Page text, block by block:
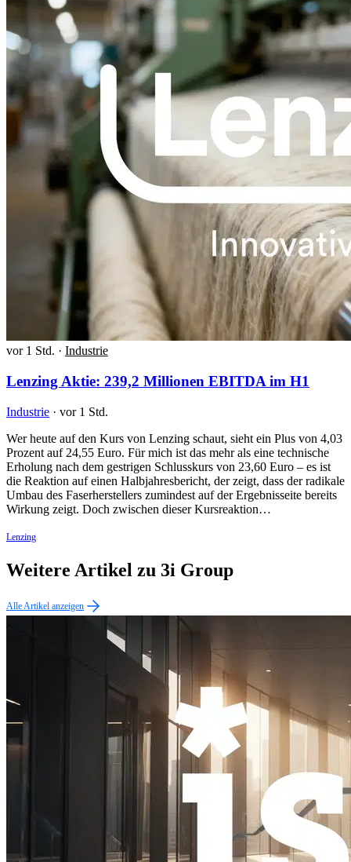
vor 1 Std. · Industrie
Lenzing Aktie: 239,2 Millionen EBITDA im H1
Industrie · vor 1 Std.
Wer heute auf den Kurs von Lenzing schaut, sieht ein Plus von 4,03
Prozent auf 24,55 Euro. Für mich ist das mehr als eine technische
Erholung nach dem gestrigen Schlusskurs von 23,60 Euro – es ist
die Reaktion auf einen Halbjahresbericht, der zeigt, dass der radikale
Umbau des Faserherstellers zumindest auf der Ergebnisseite bereits
Wirkung zeigt. Doch zwischen dieser Kursreaktion…
Lenzing
Weitere Artikel zu 3i Group
Alle Artikel anzeigen